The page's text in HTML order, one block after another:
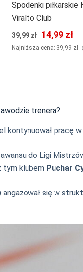
Spodenki piłkarskie
Viralto Club
39,99 zł 14,99 zł
Najniższa cena: 39,99 zł
trenera?
kontynuował pracę
awansu do Ligi
tym klubem Puchar
się w